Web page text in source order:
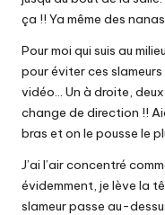
ça !! Ya même des
Pour moi qui suis au
pour éviter ces slameurs
vidéo… Un à droite,
change de direction !!
bras et on le pousse le
J’ai l’air concentré
évidemment, je lève la
slameur passe au-